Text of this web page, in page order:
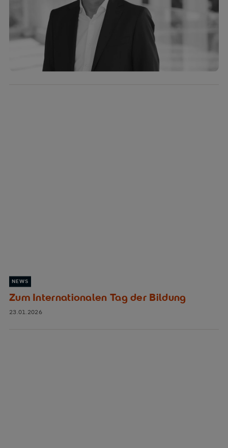
NEWS
Zum Internationalen Tag der Bildung
23.01.2026